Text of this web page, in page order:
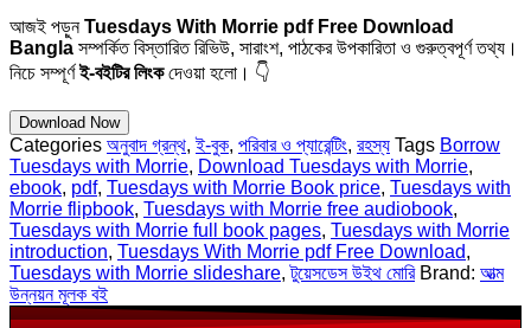
আজই পড়ুনTuesdays With Morrie pdf Free Download
Bangla সম্পর্কিত বিস্তারিত রিভিউ, সারাংশ, পাঠকের উপকারিতা ও গুরুত্বপূর্ণ তথ্য।
নিচে সম্পূর্ণই-বইটির লিংকদেওয়া হলো। 👇
Download Now
Categories অনুবাদ গ্রন্থ,ই-বুক, পরিবার ও প্যারেন্টিং, রহস্য Tags Borrow
Tuesdays with Morrie, Download Tuesdays with Morrie,
ebook, pdf, Tuesdays with Morrie Book price, Tuesdays with
Morrie flipbook, Tuesdays with Morrie free audiobook,
Tuesdays with Morrie full book pages, Tuesdays with Morrie
introduction, Tuesdays With Morrie pdf Free Download,
Tuesdays with Morrie slideshare,টুয়েসডেস উইথ মোরি Brand: আত্ম
উন্নয়ন মূলক বই